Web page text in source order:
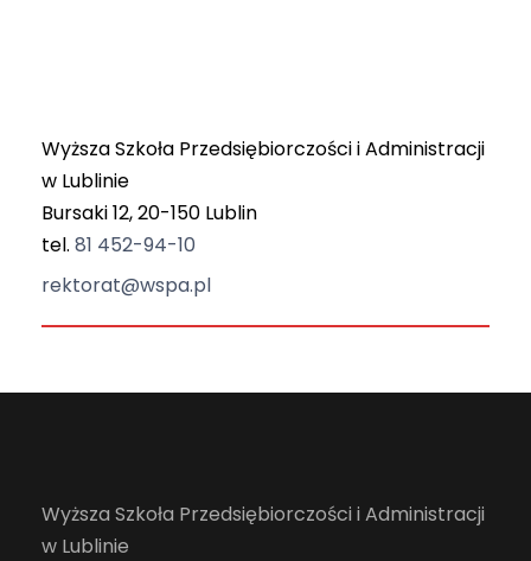
Wyższa Szkoła Przedsiębiorczości i Administracji
w Lublinie
Bursaki 12, 20-150 Lublin
tel. 81 452-94-10
rektorat@wspa.pl
Wyższa Szkoła Przedsiębiorczości i Administracji
w Lublinie